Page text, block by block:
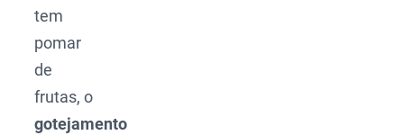
tem
pomar
de
frutas, o
gotejamento